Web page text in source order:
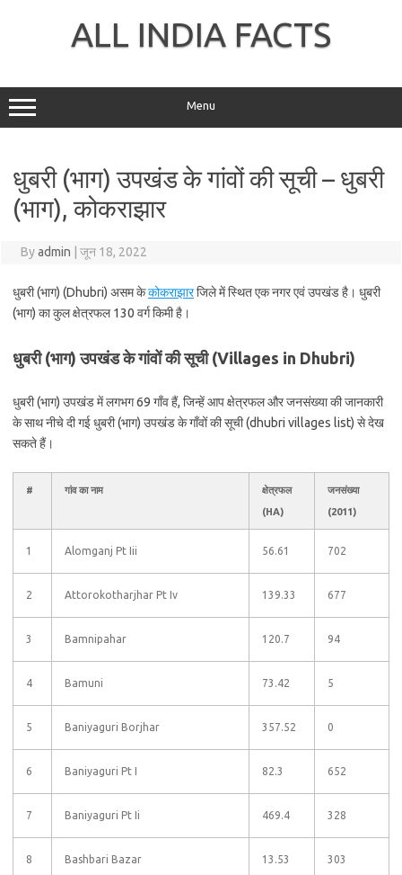
ALL INDIA FACTS
Menu
धुबरी (भाग) उपखंड के गांवों की सूची – धुबरी
(भाग), कोकराझार
Byadmin जून 18, 2022
धुबरी (भाग) (Dhubri) असम केकोकराझारजिले में स्थित एक नगर एवं उपखंड है। धुबरी
(भाग) का कुल क्षेत्रफल 130 वर्ग किमी है।
धुबरी (भाग) उपखंड के गांवों की सूची (Villages in Dhubri)
धुबरी (भाग) उपखंड में लगभग 69 गाँव हैं, जिन्हें आप क्षेत्रफल और जनसंख्या की जानकारी
के साथ नीचे दी गई धुबरी (भाग) उपखंड के गाँवों की सूची (dhubri villages list) से देख
सकते हैं।
# गांव का नाम
क्षेत्रफल
(HA)
जनसंख्या
(2011)
1 Alomganj Pt Iii 56.61 702
2 Attorokotharjhar Pt Iv 139.33 677
3 Bamnipahar 120.7 94
4 Bamuni 73.42 5
5 Baniyaguri Borjhar 357.52 0
6 Baniyaguri Pt I 82.3 652
7 Baniyaguri Pt Ii 469.4 328
8 Bashbari Bazar 13.53 303